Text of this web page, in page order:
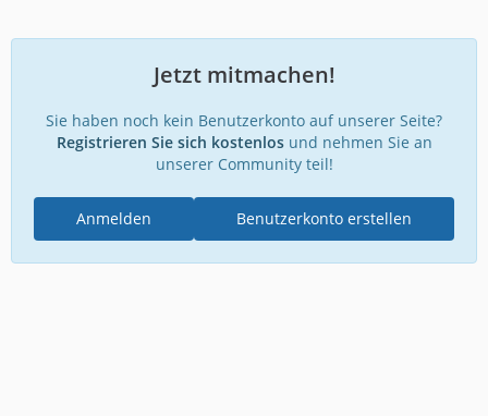
Jetzt mitmachen!
Sie haben noch kein Benutzerkonto auf unserer Seite?
Registrieren Sie sich kostenlosund nehmen Sie an
unserer Community teil!
Benutzerkonto erstellen
Anmelden